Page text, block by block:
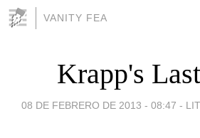
VANITY FEA
Krapp's
08 DE FEBRERO DE 2013 - 08:47 -